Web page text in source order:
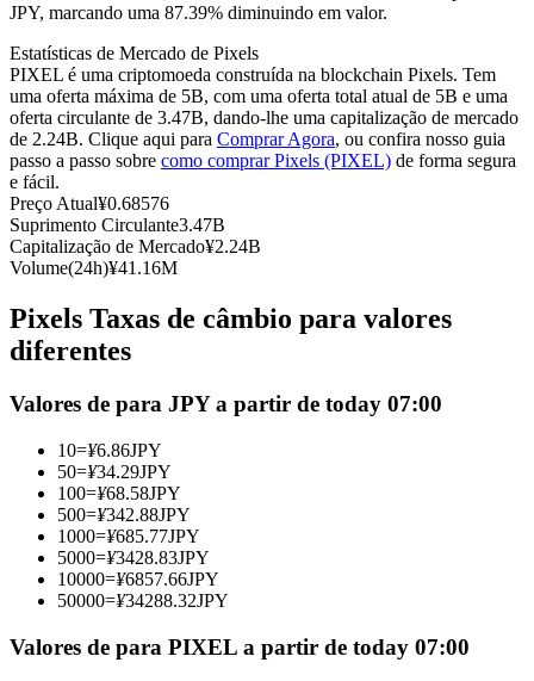
Futuros usando USDC como garantia
Copiar Trading
Torne-se um Trader de Cópias
Desfrute da partilha de lucros e comissões de copy trading
JPY, marcando uma 87.39% diminuindo em valor.
Estatísticas de Mercado de Pixels
PIXEL é uma criptomoeda construída na blockchain Pixels. Tem
uma oferta máxima de 5B, com uma oferta total atual de 5B e uma
oferta circulante de 3.47B, dando-lhe uma capitalização de mercado
de 2.24B. Clique aqui para Comprar Agora, ou confira nosso guia
passo a passo sobre como comprar Pixels (PIXEL) de forma segura
e fácil.
Preço Atual¥0.68576
Suprimento Circulante3.47B
Capitalização de Mercado¥2.24B
Volume(24h)¥41.16M
Pixels Taxas de câmbio para valores
diferentes
Valores de para JPY a partir de today 07:00
10=¥6.86JPY
50=¥34.29JPY
100=¥68.58JPY
500=¥342.88JPY
1000=¥685.77JPY
5000=¥3428.83JPY
10000=¥6857.66JPY
50000=¥34288.32JPY
Valores de para PIXEL a partir de today 07:00